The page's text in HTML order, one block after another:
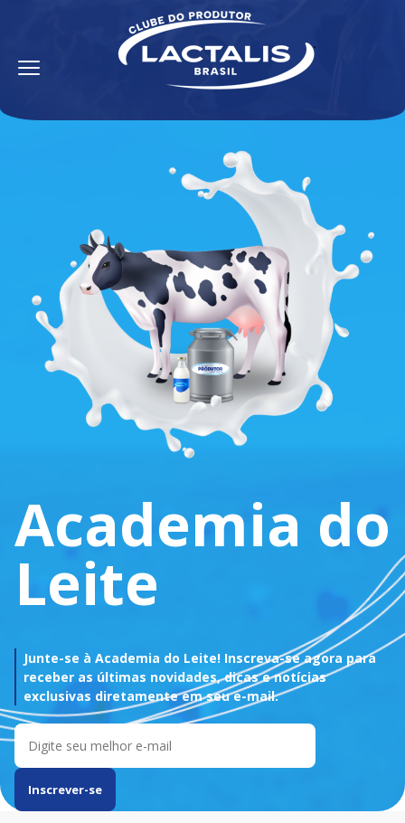
Academia do
Leite
Junte-se à Academia do Leite! Inscreva-se agora para
receber as últimas novidades, dicas e notícias
exclusivas diretamente em seu e-mail.